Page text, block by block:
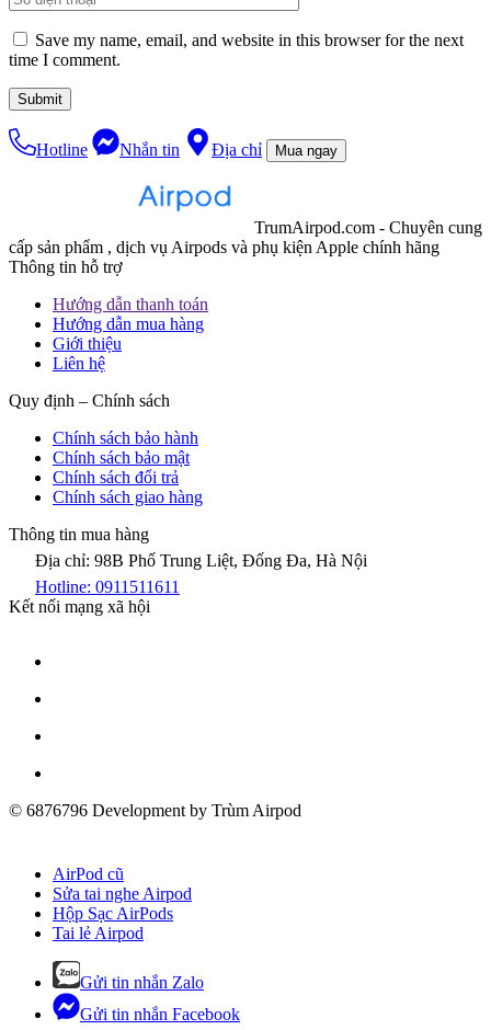
Save my name, email, and website in this browser for the next
time I comment.
Hotline Nhắn tin Địa chỉ Mua ngay
TrumAirpod.com - Chuyên cung
cấp sản phẩm , dịch vụ Airpods và phụ kiện Apple chính hãng
Thông tin hỗ trợ
Hướng dẫn thanh toán
Hướng dẫn mua hàng
Giới thiệu
Liên hệ
Quy định – Chính sách
Chính sách bảo hành
Chính sách bảo mật
Chính sách đổi trả
Chính sách giao hàng
Thông tin mua hàng
Địa chỉ: 98B Phố Trung Liệt, Đống Đa, Hà Nội
Hotline: 0911511611
Kết nối mạng xã hội
© 6876796 Development by Trùm Airpod
AirPod cũ
Sửa tai nghe Airpod
Hộp Sạc AirPods
Tai lẻ Airpod
Gửi tin nhắn Zalo
Gửi tin nhắn Facebook